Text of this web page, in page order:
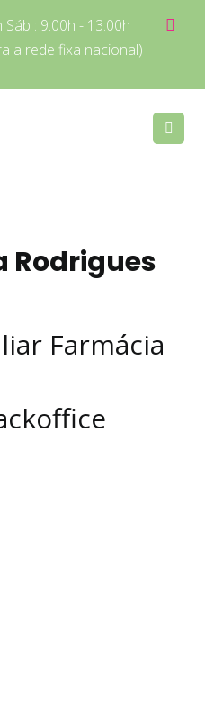
Sáb : 9:00h - 13:00h
a rede fixa nacional)
Rodrigues
Farmácia